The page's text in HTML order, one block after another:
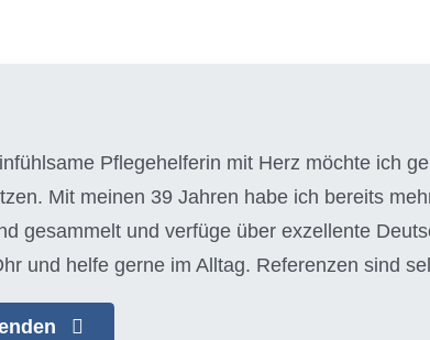
Pflegehelferin mit Herz möchte ich
Mit meinen 39 Jahren habe ich bereits
gesammelt und verfüge über exzellente
und helfe gerne im Alltag. Referenzen sind